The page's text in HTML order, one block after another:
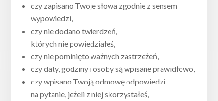
czy zapisano Twoje słowa zgodnie z sensem
wypowiedzi,
czy nie dodano twierdzeń,
których nie powiedziałeś,
czy nie pominięto ważnych zastrzeżeń,
czy daty, godziny i osoby są wpisane prawidłowo,
czy wpisano Twoją odmowę odpowiedzi
na pytanie, jeżeli z niej skorzystałeś,